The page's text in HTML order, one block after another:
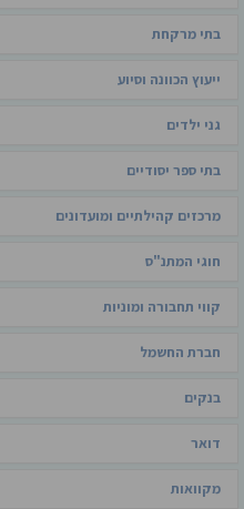
בתי מרקחת
ייעוץ הכוונה וסיוע
גני ילדים
בתי ספר יסודיים
מרכזים קהילתיים ומועדונים
חוגי המתנ"ס
קווי תחבורה ומוניות
חברת החשמל
בנקים
דואר
מקוואות